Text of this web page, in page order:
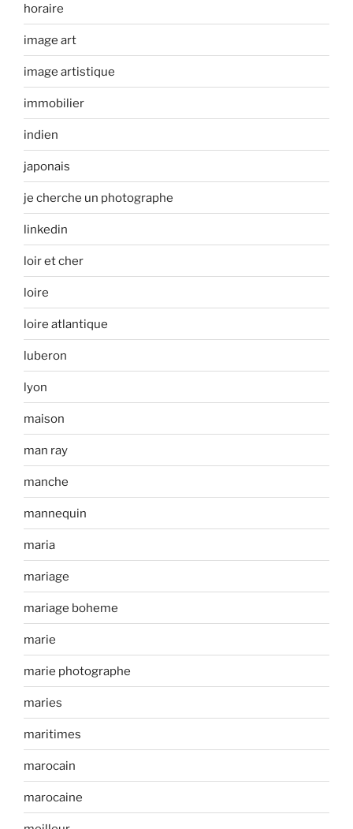
horaire
image art
image artistique
immobilier
indien
japonais
je cherche un photographe
linkedin
loir et cher
loire
loire atlantique
luberon
lyon
maison
man ray
manche
mannequin
maria
mariage
mariage boheme
marie
marie photographe
maries
maritimes
marocain
marocaine